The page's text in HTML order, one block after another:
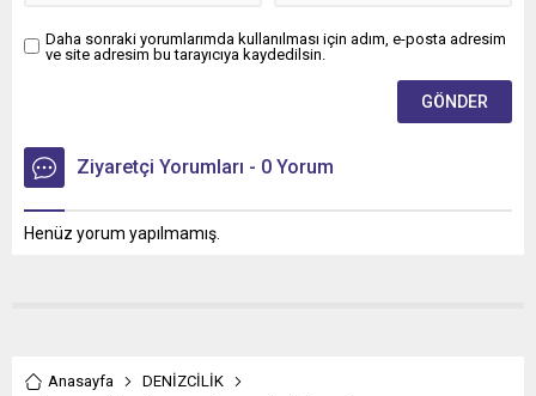
Daha sonraki yorumlarımda kullanılması için adım, e-posta adresim
ve site adresim bu tarayıcıya kaydedilsin.
Ziyaretçi Yorumları - 0 Yorum
Henüz yorum yapılmamış.
Anasayfa
DENİZCİLİK